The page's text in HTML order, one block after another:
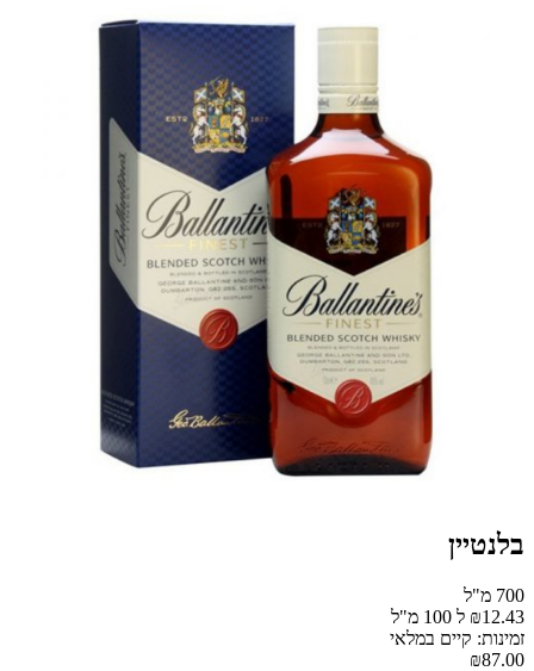
בלנטיין
700 מ"ל
₪12.43 ל 100 מ"ל
זמינות: קיים במלאי
₪87.00